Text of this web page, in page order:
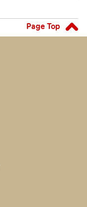
Page Top